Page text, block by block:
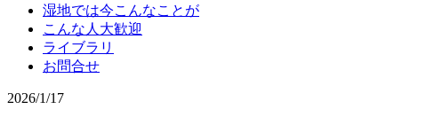
湿地では今こんなことが
こんな人大歓迎
ライブラリ
お問合せ
2026/1/17